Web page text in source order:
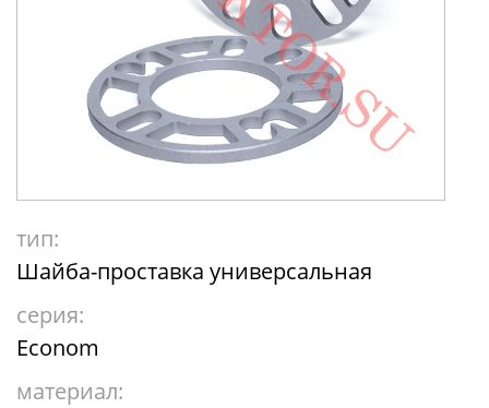
тип:
Шайба-проставка универсальная
серия:
Econom
материал: